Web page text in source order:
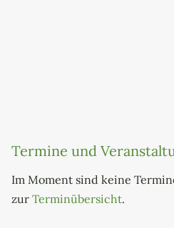
Termine und
Im Moment sind keine
zur Terminübersicht.